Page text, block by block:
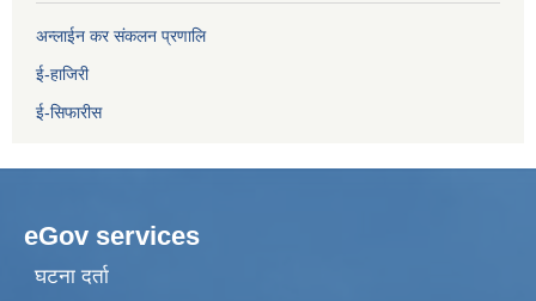
अन्लाईन कर संकलन प्रणालि
ई-हाजिरी
ई-सिफारीस
eGov services
घटना दर्ता